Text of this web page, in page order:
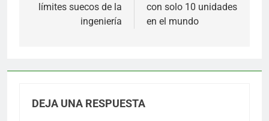
límites suecos de la
ingeniería
con solo 10 unidades
en el mundo
DEJA UNA RESPUESTA